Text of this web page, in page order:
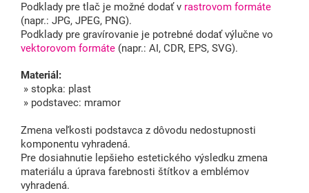
Podklady pre tlač je možné dodať v rastrovom formáte
(napr.: JPG, JPEG, PNG).
Podklady pre gravírovanie je potrebné dodať výlučne vo
vektorovom formáte (napr.: AI, CDR, EPS, SVG).
Materiál:
» stopka: plast
» podstavec: mramor
Zmena veľkosti podstavca z dôvodu nedostupnosti
komponentu vyhradená.
Pre dosiahnutie lepšieho estetického výsledku zmena
materiálu a úprava farebnosti štítkov a emblémov
vyhradená.